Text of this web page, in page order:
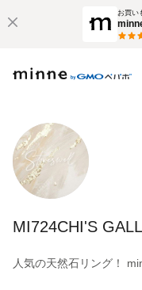
お買い
MI724CHI'S
人気の天然石リング！